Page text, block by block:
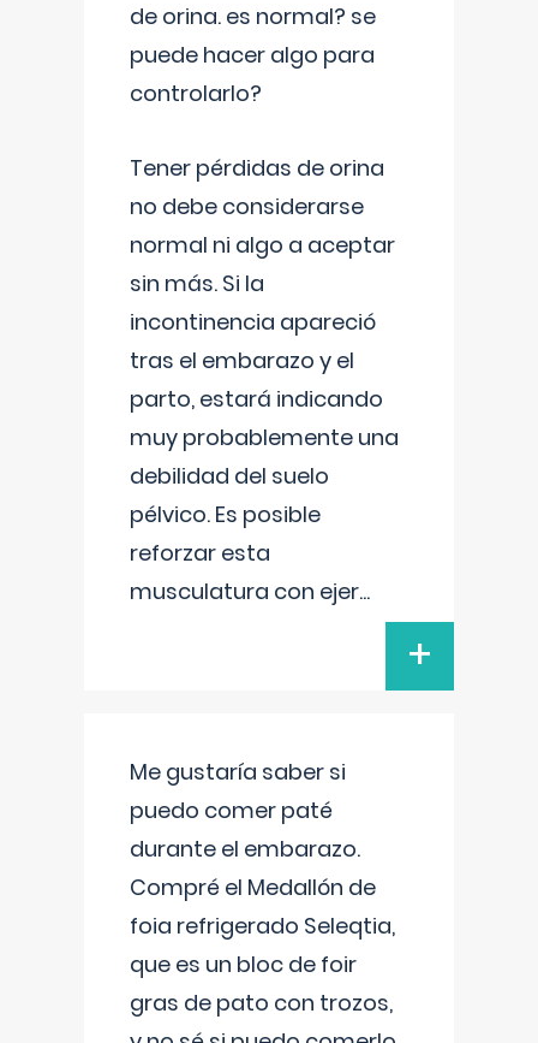
de orina. es normal? se
puede hacer algo para
controlarlo?
Tener pérdidas de orina
no debe considerarse
normal ni algo a aceptar
sin más. Si la
incontinencia apareció
tras el embarazo y el
parto, estará indicando
muy probablemente una
debilidad del suelo
pélvico. Es posible
reforzar esta
musculatura con ejer...
+
Me gustaría saber si
puedo comer paté
durante el embarazo.
Compré el Medallón de
foia refrigerado Seleqtia,
que es un bloc de foir
gras de pato con trozos,